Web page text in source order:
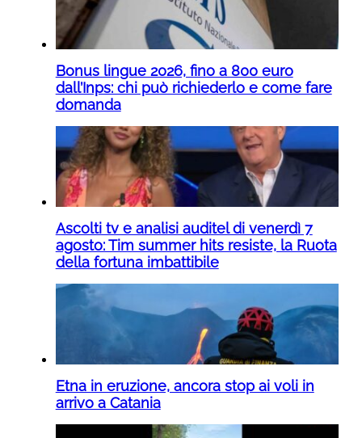
Bonus lingue 2026, fino a 800 euro
dall’Inps: chi può richiederlo e come fare
domanda
Ascolti tv e analisi auditel di venerdì 7
agosto: Tim summer hits resiste, la Ruota
della fortuna imbattibile
Etna in eruzione, ancora stop ai voli in
arrivo a Catania